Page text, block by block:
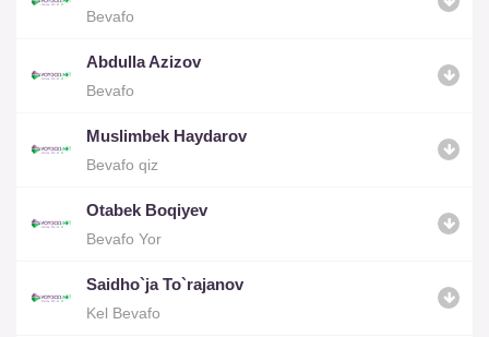
Bevafo
Abdulla Azizov
Bevafo
Muslimbek Haydarov
Bevafo qiz
Otabek Boqiyev
Bevafo Yor
Saidho`ja To`rajanov
Kel Bevafo